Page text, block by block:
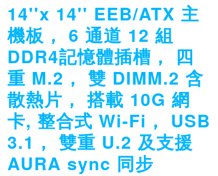
14''x 14'' EEB/ATX 主
機板， 6 通道 12 組
DDR4記憶體插槽， 四
重 M.2， 雙 DIMM.2 含
散熱片， 搭載 10G 網
卡, 整合式 Wi-Fi， USB
3.1， 雙重 U.2 及支援
AURA sync 同步